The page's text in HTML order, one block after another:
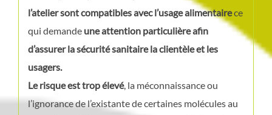
l’atelier sont compatibles avec l’usage alimentairece
qui demande une attention particulière afin
d’assurer la sécurité sanitaire la clientèle et les
usagers.
Le risque est trop élevé, la méconnaissance ou
l’ignorance de l’existante de certaines molécules au